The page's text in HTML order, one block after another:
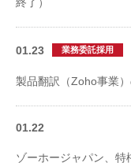
01.23 業務委託採用
製品翻訳（Zoho事業
01.22
ゾーホージャパン、特